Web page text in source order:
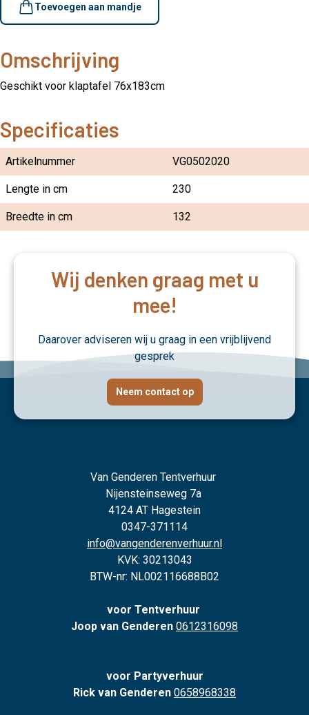
Toevoegen aan mandje
Omschrijving
Geschikt voor klaptafel 76x183cm
Specificaties
Artikelnummer VG0502020
Lengte in cm 230
Breedte in cm 132
Wij denken graag met u
mee!
Daarover adviseren wij u graag in een vrijblijvend
gesprek
Neem contact op
Van Genderen Tentverhuur
Nijensteinseweg 7a
4124 AT Hagestein
0347-371114
info@vangenderenverhuur.nl
KVK: 30213043
BTW-nr: NL002116688B02
voor Tentverhuur
Joop van Genderen 0612316098
voor Partyverhuur
Rick van Genderen 0658968338